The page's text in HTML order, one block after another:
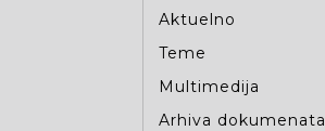
Aktuelno
Teme
Multimedija
Arhiva dokumenata